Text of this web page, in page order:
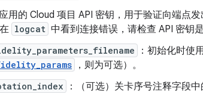
应用的 Cloud 项目 API 密钥，用于验证向端点
logcat 中看到连接错误，请检查 API 密钥是
：初始化时使
，则为可选）。
：（可选）关卡序号注释字段中